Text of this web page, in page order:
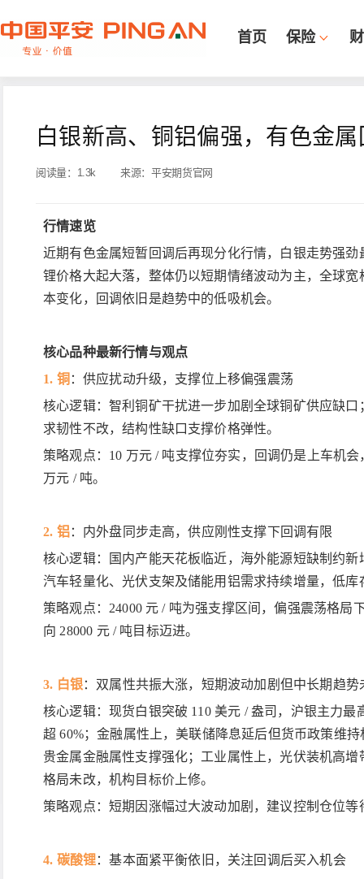
首页 保险
白银新高、铜铝偏强，有色金
阅读量： 1.3k 来源：平安期货官网
行情速览
近期有色金属短暂回调后再现分化行情，白银走势强劲
锂价格大起大落，整体仍以短期情绪波动为主，全球
本变化，回调依旧是趋势中的低吸机会。
核心品种最新行情与观点
1. 铜 ：供应扰动升级，支撑位上移偏强震荡
核心逻辑：智利铜矿干扰进一步加剧全球铜矿供应缺
求韧性不改，结构性缺口支撑价格弹性。
策略观点： 10 万元 / 吨支撑位夯实，回调仍是上车机
万元 / 吨。
2. 铝：内外盘同步走高，供应刚性支撑下回调有限
核心逻辑：国内产能天花板临近，海外能源短缺制约
汽车轻量化、光伏支架及储能用铝需求持续增量，低
策略观点： 24000 元 / 吨为强支撑区间，偏强震荡格局
向 28000 元 / 吨目标迈进。
3. 白银：双属性共振大涨，短期波动加剧但中长期趋势
核心逻辑：现货白银突破 110 美元 / 盎司，沪银主力最
超 60%；金融属性上，美联储降息延后但货币政策维
贵金属金融属性支撑强化；工业属性上，光伏装机高
格局未改，机构目标价上修。
策略观点：短期因涨幅过大波动加剧，建议控制仓位
4. 碳酸锂：基本面紧平衡依旧，关注回调后买入机会